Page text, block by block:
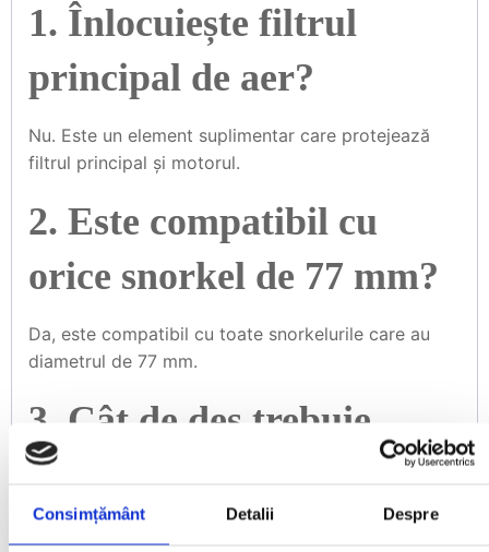
Consimțământ Detalii Despre
1. Înlocuiește filtrul
principal de aer?
Nu. Este un element suplimentar care protejează
filtrul principal și motorul.
2. Este compatibil cu
orice snorkel de 77 mm?
Da, este compatibil cu toate snorkelurile care au
diametrul de 77 mm.
3. Cât de des trebuie
curățat?